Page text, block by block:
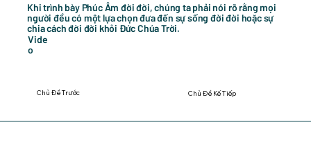
Chủ Đề Trước Chủ Đề Kế Tiếp
Khi trình bày Phúc Âm đời đời, chúng ta phải nói rõ rằng mọi
người đều có một lựa chọn đưa đến sự sống đời đời hoặc sự
chia cách đời đời khỏi Đức Chúa Trời.
Vide
o